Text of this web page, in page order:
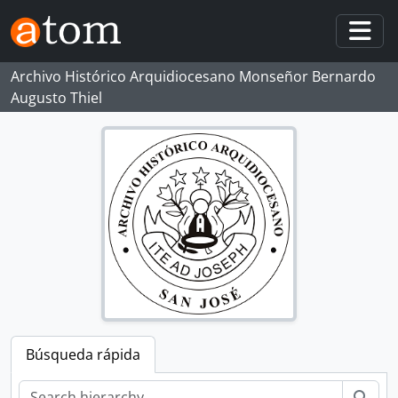
Skip to main content
Archivo Histórico Arquidiocesano Monseñor Bernardo
Augusto Thiel
Búsqueda rápida